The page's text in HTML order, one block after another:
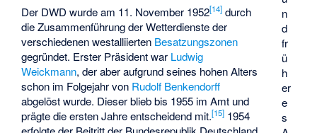
n
d
fr
ü
h
er
e
s
Der DWD wurde am 11. November 1952[14] durch
die Zusammenführung der Wetterdienste der
verschiedenen westalliierten Besatzungszonen
gegründet. Erster Präsident war Ludwig
Weickmann, der aber aufgrund seines hohen Alters
schon im Folgejahr von Rudolf Benkendorff
abgelöst wurde. Dieser blieb bis 1955 im Amt und
prägte die ersten Jahre entscheidend mit.[15] 1954